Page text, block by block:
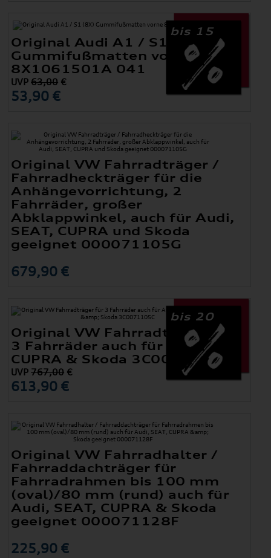
bis 15
Original Audi A1 / S1 (8X)
Gummifußmatten vorne
8X1061501A 041
UVP63,00 €
53,90 €
Original VW Fahrradträger /
Fahrradheckträger für die
Anhängevorrichtung, 2
Fahrräder, großer
Abklappwinkel, auch für Audi,
SEAT, CUPRA und Skoda
geeignet 000071105G
679,90 €
bis 20
Original VW Fahrradträger für
3 Fahrräder auch für Audi SEAT,
CUPRA & Skoda 3C0071105C
UVP767,00 €
613,90 €
Original VW Fahrradhalter /
Fahrraddachträger für
Fahrradrahmen bis 100 mm
(oval)/80 mm (rund) auch für
Audi, SEAT, CUPRA & Skoda
geeignet 000071128F
225,90 €